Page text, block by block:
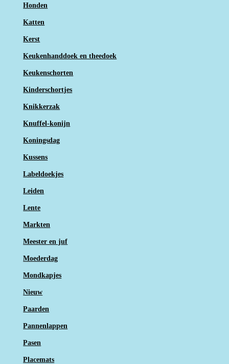
Honden
Katten
Kerst
Keukenhanddoek en theedoek
Keukenschorten
Kinderschortjes
Knikkerzak
Knuffel-konijn
Koningsdag
Kussens
Labeldoekjes
Leiden
Lente
Markten
Meester en juf
Moederdag
Mondkapjes
Nieuw
Paarden
Pannenlappen
Pasen
Placemats